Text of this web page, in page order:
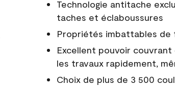
Technologie antitache
taches et éclaboussures
Propriétés imbattables de
Excellent pouvoir
les travaux rapidement,
Choix de plus de 3 500